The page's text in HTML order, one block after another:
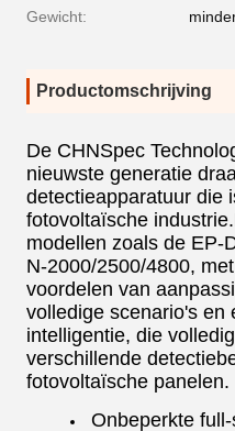
Gewicht:
Productomschrijving
De CHNSpec
nieuwste generatie
detectieapparatuur die
fotovoltaïsche
modellen zoals de EP-
N-2000/2500/4800,
voordelen van
volledige scenario's en
intelligentie, die
verschillende
fotovoltaïsche panelen.
Onbeperkte